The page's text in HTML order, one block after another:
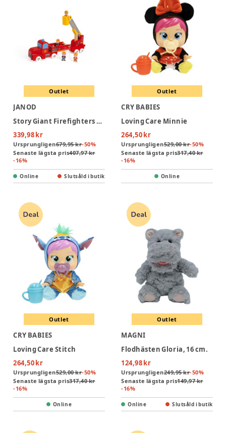
Outlet
JANOD
Story Giant Firefighters Truck
339,98 kr
Ursprungligen679,95 kr-50%
Senaste lägsta pris407,97 kr
-16%
Online Slutsåld i butik
Outlet
CRY BABIES
Loving Care Minnie
264,50 kr
Ursprungligen529,00 kr-50%
Senaste lägsta pris317,40 kr
-16%
Online
Outlet
CRY BABIES
Loving Care Stitch
264,50 kr
Ursprungligen529,00 kr-50%
Senaste lägsta pris317,40 kr
-16%
Online
Outlet
MAGNI
Flodhästen Gloria, 16 cm.
124,98 kr
Ursprungligen249,95 kr-50%
Senaste lägsta pris149,97 kr
-16%
Online Slutsåld i butik